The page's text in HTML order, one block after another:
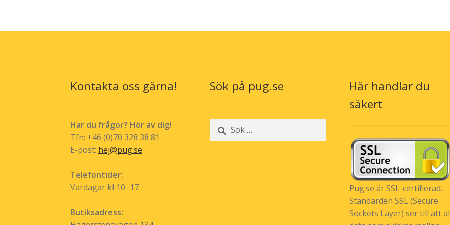
Kontakta oss gärna!
Har du frågor? Hör av dig!
Tfn: +46 (0)70 328 38 81
E-post: hej@pug.se
Telefontider:
Vardagar kl 10–17
Butiksadress:
Sök på pug.se
Sök
efter:
Här handlar du
säkert
Pug.se är SSL-certifierad.
Standarden SSL (Secure
Sockets Layer) ser till att